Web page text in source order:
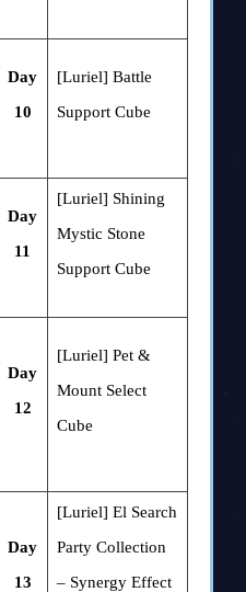
Day
10
[Luriel] Battle
Support Cube
Day
11
[Luriel] Shining
Mystic Stone
Support Cube
Day
12
[Luriel] Pet &
Mount Select
Cube
Day
13
[Luriel] El Search
Party Collection
– Synergy Effect